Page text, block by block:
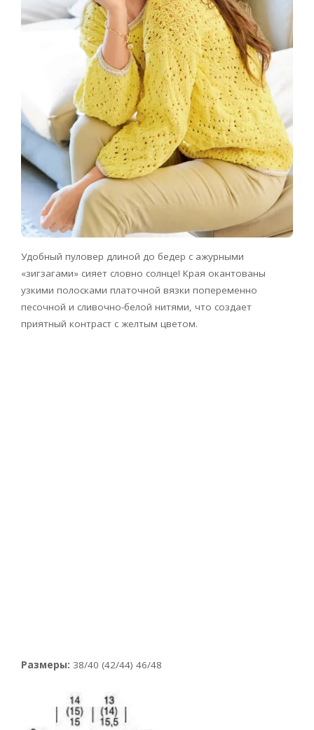
Удобный пуловер длиной до бедер с ажурными
«зигзагами» сияет словно солнце! Края окантованы
узкими полосками платочной вязки попеременно
песочной и сливочно-белой нитями, что создает
приятный контраст с желтым цветом.
Размеры: 38/40 (42/44) 46/48